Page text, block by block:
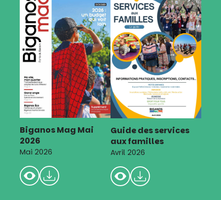
Biganos Mag Mai
2026
Mai 2026
Guide des services
aux familles
Avril 2026